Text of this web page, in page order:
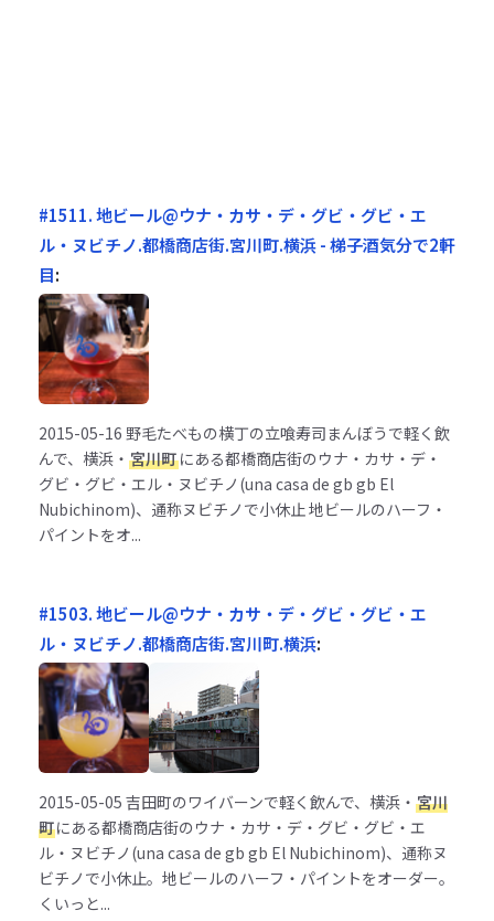
#1511. 地ビール@ウナ・カサ・デ・グビ・グビ・エ
ル・ヌビチノ.都橋商店街.宮川町.横浜 - 梯子酒気分で2軒
目:
2015-05-16 野毛たべもの横丁の立喰寿司まんぼうで軽く飲
んで、横浜・ 宮川町にある都橋商店街のウナ・カサ・デ・
グビ・グビ・エル・ヌビチノ(una casa de gb gb El
Nubichinom)、通称ヌビチノで小休止 地ビールのハーフ・
パイントをオ...
#1503. 地ビール@ウナ・カサ・デ・グビ・グビ・エ
ル・ヌビチノ.都橋商店街.宮川町.横浜:
2015-05-05 吉田町のワイバーンで軽く飲んで、横浜・ 宮川
町にある都橋商店街のウナ・カサ・デ・グビ・グビ・エ
ル・ヌビチノ(una casa de gb gb El Nubichinom)、通称ヌ
ビチノで小休止。地ビールのハーフ・パイントをオーダー。
くいっと...